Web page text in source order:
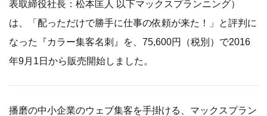
表取締役社長：松本匡人 以下マックスプランニング）
は、「配っただけで勝手に仕事の依頼が来た！」と評判に
なった『カラー集客名刺』を、75,600円（税別）で2016
年9月1日から販売開始しました。
播磨の中小企業のウェブ集客を手掛ける、マックスプラン